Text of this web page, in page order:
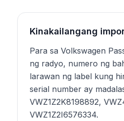
Kinakailangang
Para sa Volkswagen
ng radyo, numero ng
larawan ng label kung
serial number ay
VWZ1Z2K8198892,
VWZ1Z2I6576334.